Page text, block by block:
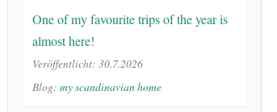
One of my favourite trips of the year is
almost here!
Veröffentlicht: 30.7.2026
Blog: my scandinavian home